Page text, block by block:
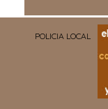
POLICIA LOCAL